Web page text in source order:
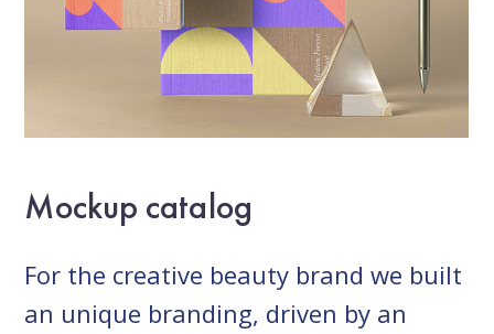
Mockup catalog
For the creative beauty brand we built
an unique branding, driven by an